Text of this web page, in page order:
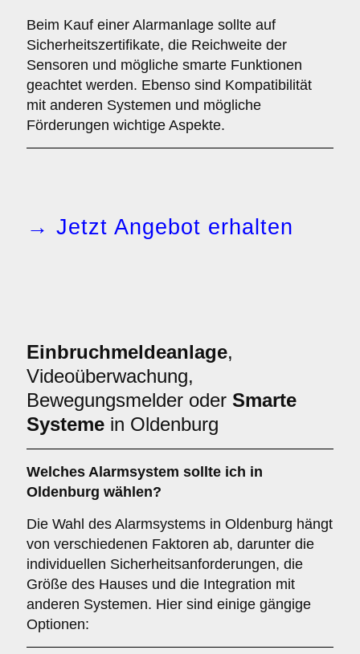
Beim Kauf einer Alarmanlage sollte auf
Sicherheitszertifikate, die Reichweite der
Sensoren und mögliche smarte Funktionen
geachtet werden. Ebenso sind Kompatibilität
mit anderen Systemen und mögliche
Förderungen wichtige Aspekte.
→ Jetzt Angebot erhalten
Einbruchmeldeanlage,
Videoüberwachung,
Bewegungsmelder oder Smarte
Systeme in Oldenburg
Welches Alarmsystem sollte ich in
Oldenburg wählen?
Die Wahl des Alarmsystems in Oldenburg hängt
von verschiedenen Faktoren ab, darunter die
individuellen Sicherheitsanforderungen, die
Größe des Hauses und die Integration mit
anderen Systemen. Hier sind einige gängige
Optionen: